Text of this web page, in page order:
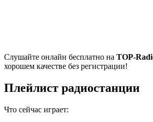
Cлушайте онлайн бесплатно на TOP-
хорошем качестве без регистрации!
Плейлист радиостанции
Что сейчас играет: